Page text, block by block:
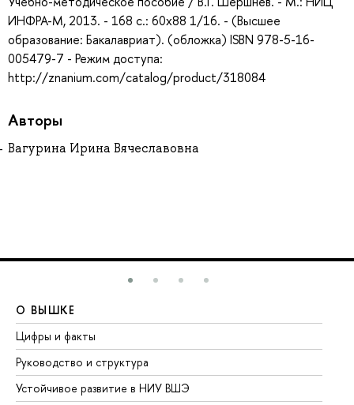
ИНФРА-М, 2013. - 168 с.: 60x88 1/16. - (Высшее
образование: Бакалавриат). (обложка) ISBN 978-5-16-
005479-7 - Режим доступа:
http://znanium.com/catalog/product/318084
Авторы
Вагурина Ирина Вячеславовна
О ВЫШКЕ
Цифры и факты
Руководство и структура
Устойчивое развитие в НИУ ВШЭ